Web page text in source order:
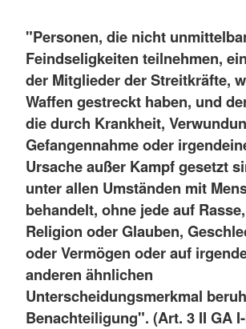
"Personen, die nicht
Feindseligkeiten teilnehmen,
der Mitglieder der Streitkräfte,
Waffen gestreckt haben, und
die durch Krankheit,
Gefangennahme oder
Ursache außer Kampf gesetzt
unter allen Umständen mit
behandelt, ohne jede auf
Religion oder Glauben,
oder Vermögen oder auf
anderen ähnlichen
Unterscheidungsmerkmal
Benachteiligung". (Art. 3 II GA